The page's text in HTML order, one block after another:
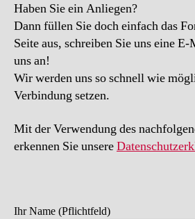
Haben Sie ein Anliegen?
Dann füllen Sie doch einfach das
Seite aus, schreiben Sie uns eine
uns an!
Wir werden uns so schnell wie
Verbindung setzen.
Mit der Verwendung des
erkennen Sie unsere
Ihr Name (Pflichtfeld)